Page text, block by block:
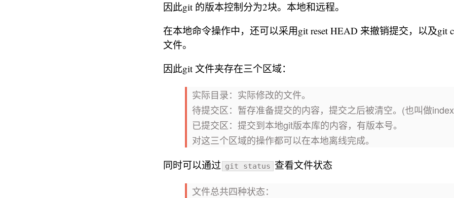
因此git 的版本控制分为2块。本地和远程。
在本地命令操作中，还可以采用git reset HEAD 来撤销提交，以及git
文件。
因此git 文件夹存在三个区域：
实际目录：实际修改的文件。
待提交区：暂存准备提交的内容，提交之后被清空。(也叫做
已提交区：提交到本地git版本库的内容，有版本号。
对这三个区域的操作都可以在本地离线完成。
同时可以通过 git status 查看文件状态
文件总共四种状态：